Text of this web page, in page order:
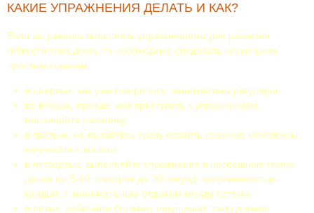
КАКИЕ УПРАЖНЕНИЯ ДЕЛАТЬ И КАК?
Если вы решили выполнять упражнениями для развития
гибкости тела дома, то необходимо следовать нескольким
простым советам:
во-первых, как уже говорилось, занимайтесь регулярно;
во-вторых, прежде чем приступить к упражнениям,
выполняйте разминку;
в-третьих, не пытайтесь сразу освоить сложные комплексы,
начинайте с малого;
в-четвертых, выполняйте упражнения в неспешном темпе,
делая по 5-10 повторов до 20 секунд протяженностью
каждый, с минимальным отдыхом между сетами;
в-пятых, избегайте болевых ощущений, тело должно